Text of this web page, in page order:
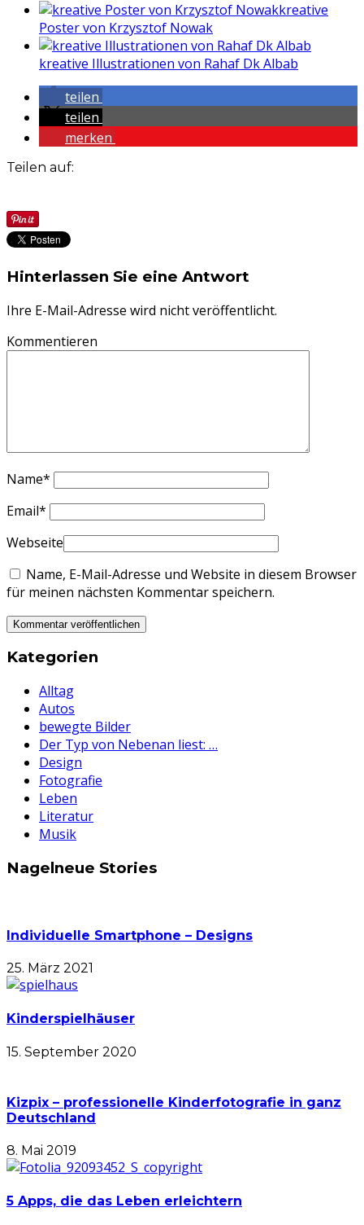
kreative
Poster von Krzysztof Nowak
kreative Illustrationen von Rahaf Dk Albab
teilen
teilen
merken
Teilen auf:
Hinterlassen Sie eine Antwort
Ihre E-Mail-Adresse wird nicht veröffentlicht.
Kommentieren
Name*
Email*
Webseite
Name, E-Mail-Adresse und Website in diesem Browser
für meinen nächsten Kommentar speichern.
Kategorien
Alltag
Autos
bewegte Bilder
Der Typ von Nebenan liest: …
Design
Fotografie
Leben
Literatur
Musik
Nagelneue Stories
Individuelle Smartphone – Designs
25. März 2021
Kinderspielhäuser
15. September 2020
Kizpix – professionelle Kinderfotografie in ganz
Deutschland
8. Mai 2019
5 Apps, die das Leben erleichtern